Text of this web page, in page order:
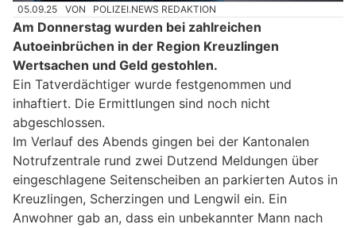
05.09.25 VON POLIZEI.NEWS REDAKTION
Am Donnerstag wurden bei zahlreichen
Autoeinbrüchen in der Region Kreuzlingen
Wertsachen und Geld gestohlen.
Ein Tatverdächtiger wurde festgenommen und
inhaftiert. Die Ermittlungen sind noch nicht
abgeschlossen.
Im Verlauf des Abends gingen bei der Kantonalen
Notrufzentrale rund zwei Dutzend Meldungen über
eingeschlagene Seitenscheiben an parkierten Autos in
Kreuzlingen, Scherzingen und Lengwil ein. Ein
Anwohner gab an, dass ein unbekannter Mann nach